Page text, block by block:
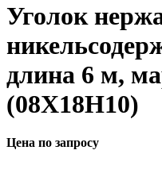
Уголок
длина 6 м,
(08Х18Н10)
Цена по запросу